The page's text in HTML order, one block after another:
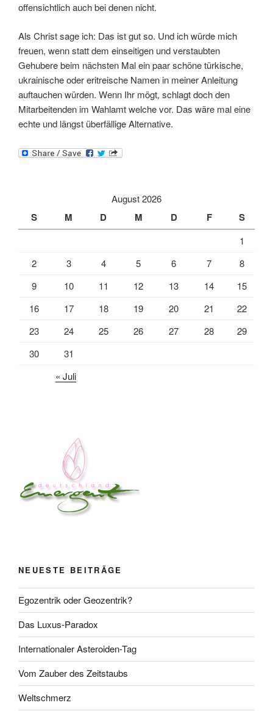
offensichtlich auch bei denen nicht.
Als Christ sage ich: Das ist gut so. Und ich würde mich
freuen, wenn statt dem einseitigen und verstaubten
Gehubere beim nächsten Mal ein paar schöne türkische,
ukrainische oder eritreische Namen in meiner Anleitung
auftauchen würden. Wenn Ihr mögt, schlagt doch den
Mitarbeitenden im Wahlamt welche vor. Das wäre mal eine
echte und längst überfällige Alternative.
August 2026
S M D M D F S
1
2
3 4 5 6 7
8
9
10 11 12 13 14
15
16
17 18 19 20 21
22
23
24 25 26 27 28
29
30
31
« Juli
NEUESTE BEITRÄGE
Egozentrik oder Geozentrik?
Das Luxus-Paradox
Internationaler Asteroiden-Tag
Vom Zauber des Zeitstaubs
Weltschmerz